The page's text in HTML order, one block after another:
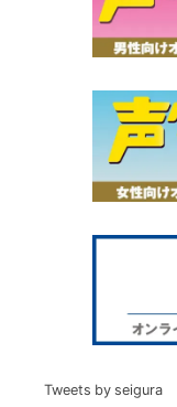
Tweets by seigura